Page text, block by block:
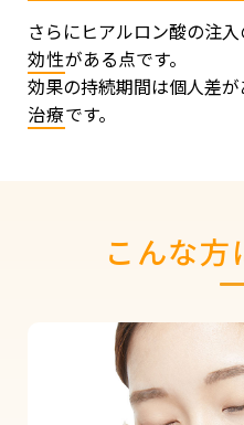
さらにヒアルロン酸の注入
効性がある点です。
効果の持続期間は個人差
治療です。
こんな方